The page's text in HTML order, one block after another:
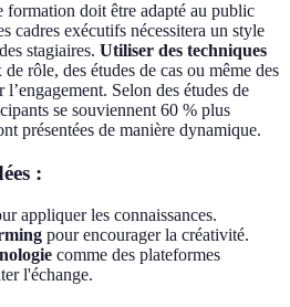
formation doit être adapté au public
cadres exécutifs nécessitera un style
stagiaires. Utiliser des techniques
rôle, des études de cas ou même des
Selon des études de
se souviennent 60 % plus
présentées de manière dynamique.
:
appliquer les connaissances.
pour encourager la créativité.
comme des plateformes
l'échange.